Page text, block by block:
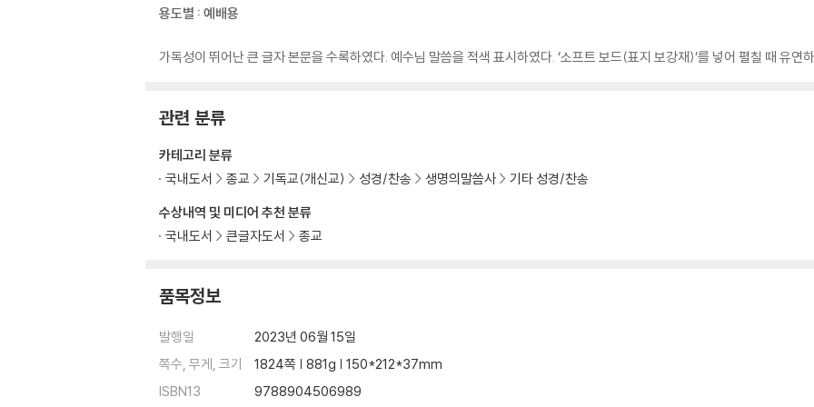
용도별 : 예배용
가독성이 뛰어난 큰 글자 본문을 수록하였다. 예수님 말씀을 적색 표시하였다. ‘소프트 보드(표지 보강재)’를 넣어 펼칠 때 유연
관련 분류
수상내역 및 미디어 추천 분류
국내도서
큰글자도서 종교
카테고리 분류
국내도서
종교 기독교(개신교) 성경/찬송 생명의말씀사 기타 성경/찬송
품목정보
발행일
2023년 06월 15일
쪽수, 무게, 크기
1824쪽 | 881g | 150*212*37mm
ISBN13
9788904506989